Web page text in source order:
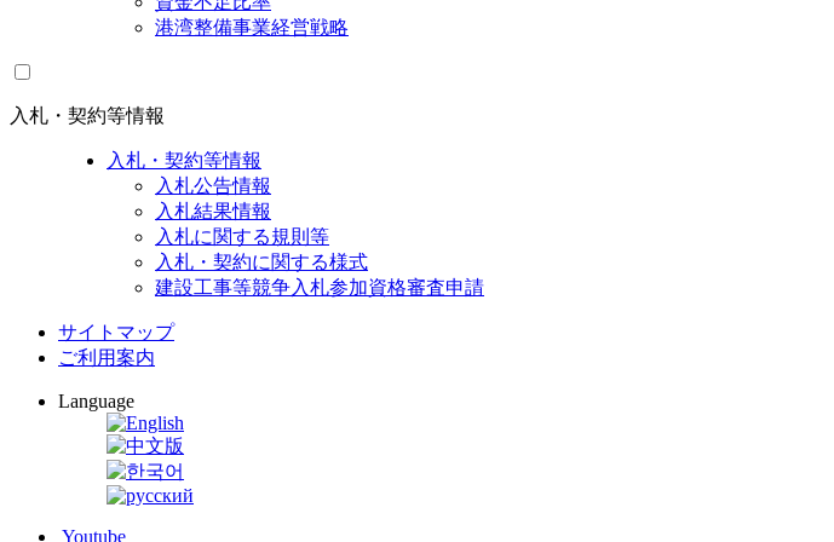
港湾整備事業経営戦略
入札・契約等情報
入札・契約等情報
入札公告情報
入札結果情報
入札に関する規則等
入札・契約に関する様式
建設工事等競争入札参加資格審査申請
サイトマップ
ご利用案内
Language
Youtube